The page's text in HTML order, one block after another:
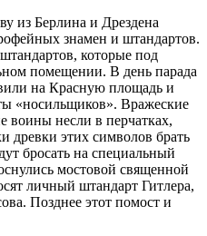
из Берлина и Дрездена
знамен и штандартов.
которые под
помещении. В день парада
на Красную площадь и
«носильщиков». Вражеские
воины несли в перчатках,
древки этих символов брать
бросать на специальный
мостовой священной
личный штандарт Гитлера,
Позднее этот помост и